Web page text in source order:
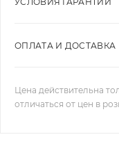
ОПЛАТА И ДОСТАВКА
Цена действительна
отличаться от цен в